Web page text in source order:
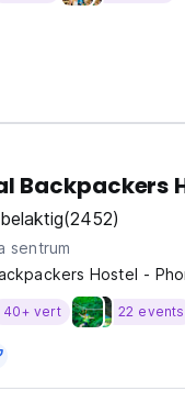
Backpackers
(2452)
sentrum
Hostel -
40+ vert 22 events